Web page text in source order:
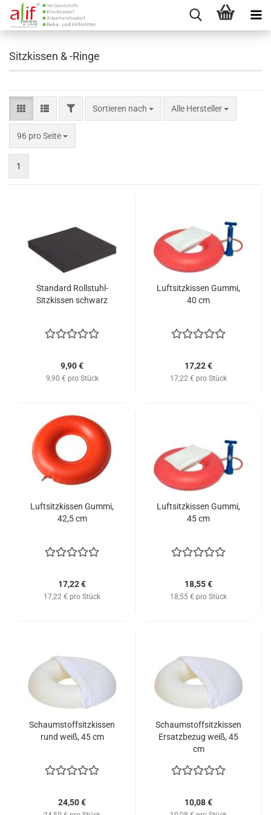
Sitzkissen & -Ringe
FILTERSortieren nach
Sortieren nach Alle Hersteller
96 pro Seite
pro Seite
1
Standard Rollstuhl-
Sitzkissen schwarz
9,90 €
9,90 € pro Stück
Luftsitzkissen Gummi,
40 cm
17,22 €
17,22 € pro Stück
Luftsitzkissen Gummi,
42,5 cm
17,22 €
17,22 € pro Stück
Luftsitzkissen Gummi,
45 cm
18,55 €
18,55 € pro Stück
Schaumstoffsitzkissen
rund weiß, 45 cm
24,50 €
Schaumstoffsitzkissen
Ersatzbezug weiß, 45
cm
10,08 €